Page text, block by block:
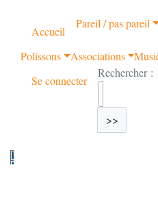
Accueil
Pareil / pas pareil
Polissons Associations
Se connecter
Rechercher :
>>